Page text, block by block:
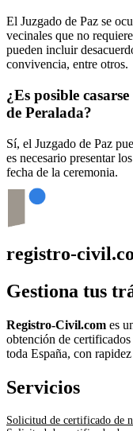
El Juzgado de Paz se
vecinales que no
pueden incluir
convivencia, entre otros.
¿Es posible
de Peralada?
Sí, el Juzgado de Paz
es necesario presentar
fecha de la ceremonia.
registro-
Gestiona tus
Registro-Civil.com es
obtención de
toda España, con
Servicios
Solicitud de certificado de